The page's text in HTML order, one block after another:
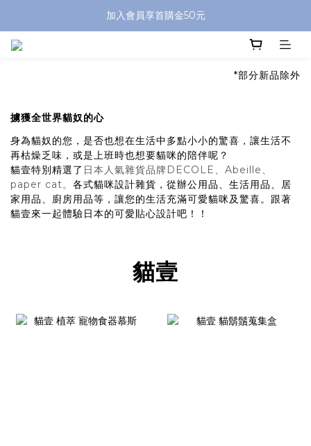
加入會員享首購金50元
*部分新品除外
擄獲全世界貓奴的心
身為貓奴的您，是否也想在生活中多點小小的驚喜，讓生活不
再枯燥乏味，或是上班時也想要貓咪的陪伴呢？
貓壹特別精選了 日本人氣雜貨品牌DECOLE、Abeille、
paper cat。 各式貓咪設計雜貨，從辦公用品、生活用品、居
家用品、廚房用品等，讓您的生活充滿可愛貓咪及驚喜。跟著
貓壹來一起體驗日本的可愛貼心設計吧！！
貓壹